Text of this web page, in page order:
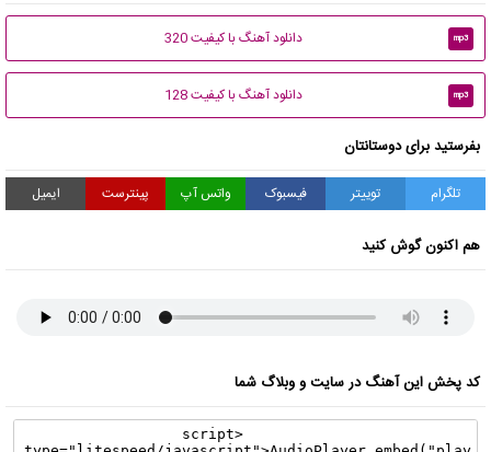
mp3 دانلود آهنگ با کیفیت 320
mp3 دانلود آهنگ با کیفیت 128
بفرستید برای دوستانتان
تلگرام توییتر فیسبوک واتس آپ پینترست ایمیل
هم اکنون گوش کنید
کد پخش این آهنگ در سایت و وبلاگ شما